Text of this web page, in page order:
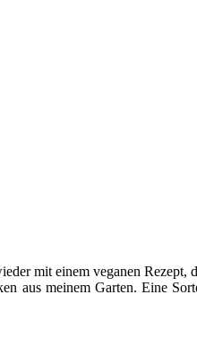
mit einem veganen Rezept,
aus meinem Garten. Eine